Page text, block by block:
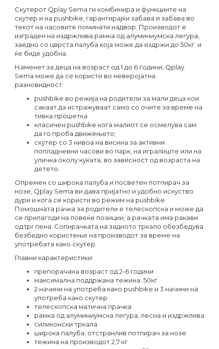
Скутерот Qplay Sema ги комбинира и функциите на
скутер и на pushbike, гарантирајќи забава и забава во
текот на часовите поминати надвор. Производот е
изграден на издржлива рамка од алуминиумска легура,
заедно со цврста палуба која може да издржи до 50кг и
ќе биде удобна.
Наменет за деца на возраст од 1 до 6 години, Qplay
Sema може да се користи во неверојатна
разновидност:
pushbike во режија на родители за мали деца кои
сакаат да истражуваат само со очите за време на
тивка прошетка
класичен pushbike кога малиот се осмелува сам
да го проба движењето;
скутер со 3 нивоа на висина за активни
попладневни часови во парк, на игралиште или на
уличка околу куќата, во зависност од возраста на
детето.
Опремен со широка палуба и посветен потпирач за
нозе, Qplay Sema ви дава пријатно и удобно искуство
дури и кога се користи во режим на pushbike.
Помошната рачка за родители е телескопска и може да
се прилагоди на повеќе позиции, а рачката има ракави
од tpr пена. Сопирачката на задното тркало обезбедува
безбедно користење на производот за време на
употребата како скутер.
Главни карактеристики:
препорачана возраст од 2-6 години
максимална поддржана тежина: 50кг
2 начини на употреба како pushbike и 3 начини на
употреба како скутер
телескопска матична прачка
рамка од алуминиумска легура, лесна и издржлива
силиконски тркала
широка палуба, отстранлив потпирач за нозе
тежина на производот 2,7 кг